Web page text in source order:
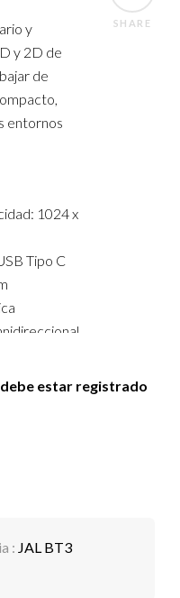
SHARE
y
y 2D de
de
entornos
1024 x
Tipo C
s
8, EAN-
CODE 128
estar registrado
: JAL BT3